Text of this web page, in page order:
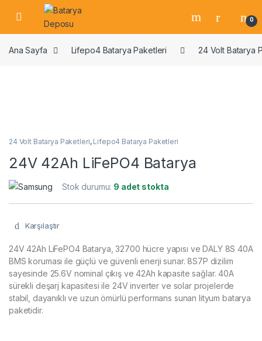
Skip to navigation
Skip to content
Open 0
Ana Sayfa Lifepo4 Batarya Paketleri 24 Volt Batarya
24 Volt Batarya Paketleri, Lifepo4 Batarya Paketleri
24V 42Ah LiFePO4 Batarya
Stok durumu: 9 adet stokta
Karşılaştır
24V 42Ah LiFePO4 Batarya, 32700 hücre yapısı ve DALY 8S 40A
BMS koruması ile güçlü ve güvenli enerji sunar. 8S7P dizilim
sayesinde 25.6V nominal çıkış ve 42Ah kapasite sağlar. 40A
sürekli deşarj kapasitesi ile 24V inverter ve solar projelerde
stabil, dayanıklı ve uzun ömürlü performans sunan lityum batarya
paketidir.